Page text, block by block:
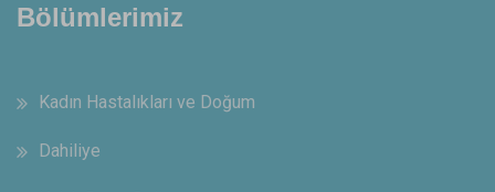
Bölümlerimiz
Kadın Hastalıkları ve Doğum
Dahiliye